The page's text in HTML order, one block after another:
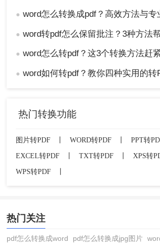
● word怎么转换成pdf？高效方法与专
● word转pdf怎么保留批注？3种方法帮你
● word怎么转pdf？这3个转换方法赶
● word如何转pdf？教你四种实用的转
热门转换功能
图片转PDF WORD转PDF PPT转
EXCEL转PDF
TXT转PDF XPS转
WPS转PDF
热门关注
pdf怎么转换成word pdf怎么转换成jpg图片